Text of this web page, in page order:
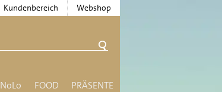
Kundenbereich Webshop
NoLo FOOD PRÄSENTE